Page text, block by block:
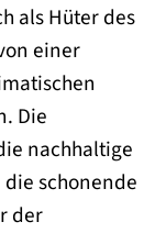
als Hüter des
einer
Die
nachhaltige
schonende
der